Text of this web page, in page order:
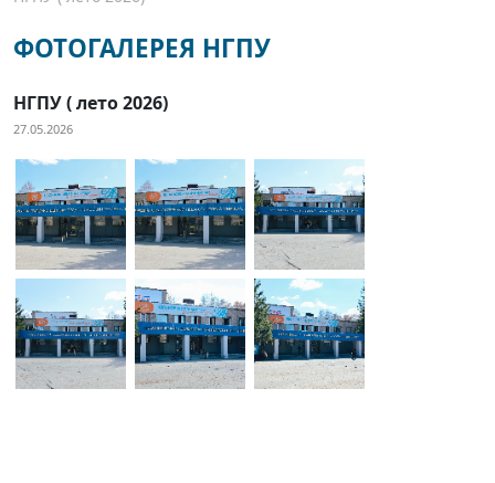
ФОТОГАЛЕРЕЯ НГПУ
НГПУ ( лето 2026)
27.05.2026